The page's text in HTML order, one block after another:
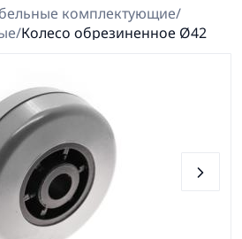
комплектующие/
/Колесо обрезиненное Ø42